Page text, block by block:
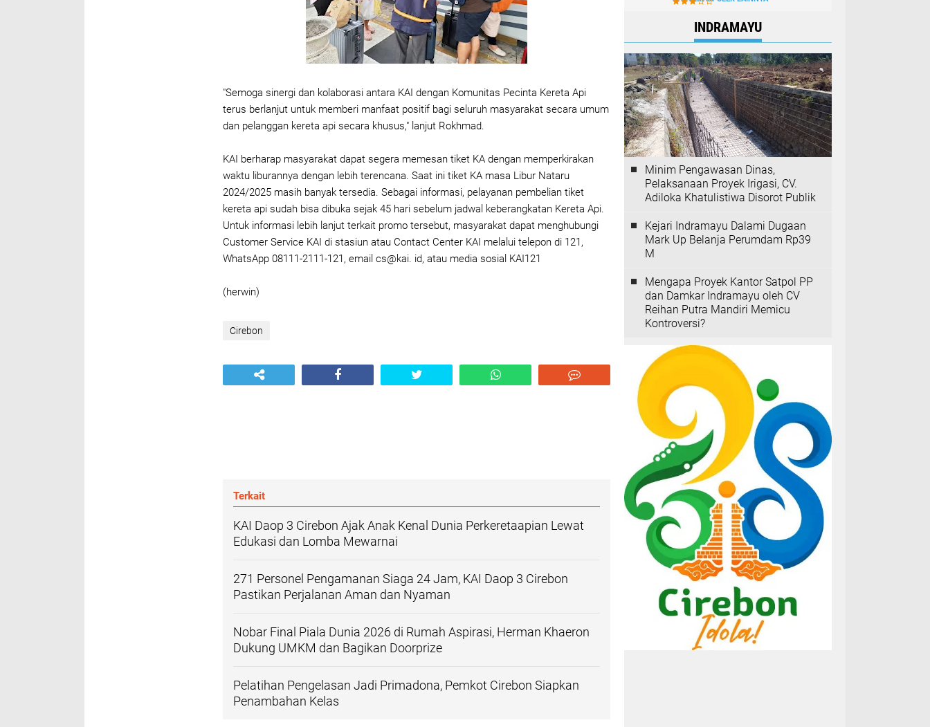
"Semoga sinergi dan kolaborasi antara KAI dengan Komunitas Pecinta Kereta Api
terus berlanjut untuk memberi manfaat positif bagi seluruh masyarakat secara umum
dan pelanggan kereta api secara khusus," lanjut Rokhmad.
KAI berharap masyarakat dapat segera memesan tiket KA dengan memperkirakan
waktu liburannya dengan lebih terencana. Saat ini tiket KA masa Libur Nataru
2024/2025 masih banyak tersedia. Sebagai informasi, pelayanan pembelian tiket
kereta api sudah bisa dibuka sejak 45 hari sebelum jadwal keberangkatan Kereta Api.
Untuk informasi lebih lanjut terkait promo tersebut, masyarakat dapat menghubungi
Customer Service KAI di stasiun atau Contact Center KAI melalui telepon di 121,
WhatsApp 08111-2111-121, email cs@kai. id, atau media sosial KAI121
(herwin)
Cirebon
Terkait
KAI Daop 3 Cirebon Ajak Anak Kenal Dunia Perkeretaapian Lewat
Edukasi dan Lomba Mewarnai
271 Personel Pengamanan Siaga 24 Jam, KAI Daop 3 Cirebon
Pastikan Perjalanan Aman dan Nyaman
Nobar Final Piala Dunia 2026 di Rumah Aspirasi, Herman Khaeron
Dukung UMKM dan Bagikan Doorprize
Pelatihan Pengelasan Jadi Primadona, Pemkot Cirebon Siapkan
Penambahan Kelas
INDRAMAYU
Minim Pengawasan Dinas,
Pelaksanaan Proyek Irigasi, CV.
Adiloka Khatulistiwa Disorot Publik
Kejari Indramayu Dalami Dugaan
Mark Up Belanja Perumdam Rp39
M
Mengapa Proyek Kantor Satpol PP
dan Damkar Indramayu oleh CV
Reihan Putra Mandiri Memicu
Kontroversi?